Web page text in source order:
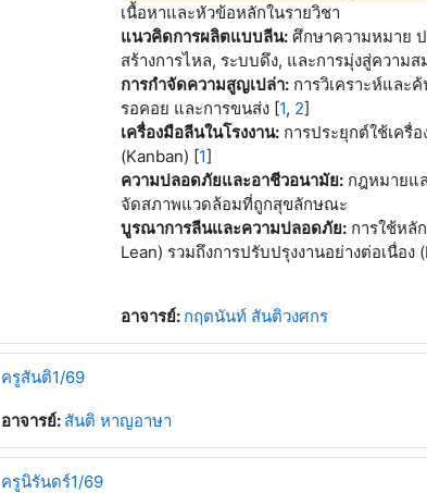
เนื้อหาและหัวข้อหลักในรายวิชา
แนวคิดการผลิตแบบลีน:ศึกษาความหมาย ป
สร้างการไหล, ระบบดึง, และการมุ่งสู่ความ
การกำจัดความสูญเปล่า:การวิเคราะห์และ
รอคอย และการขนส่ง[1, 2]
เครื่องมือลีนในโรงงาน:การประยุกต์ใช้เครื่
(Kanban) [1]
ความปลอดภัยและอาชีวอนามัย:กฎหมายแล
จัดสภาพแวดล้อมที่ถูกสุขลักษณะ
บูรณาการลีนและความปลอดภัย:การใช้หลั
Lean) รวมถึงการปรับปรุงงานอย่างต่อเนื่อง
อาจารย์: กฤตนันท์ สันติวงศกร
ครูสันติ1/69
อาจารย์: สันติ หาญอาษา
ครูนิรันดร์1/69